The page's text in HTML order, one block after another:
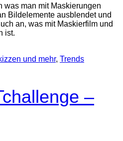
was man mit Maskierungen
Bildelemente ausblendet und
an, was mit Maskierfilm und
ist.
und mehr, Trends
–